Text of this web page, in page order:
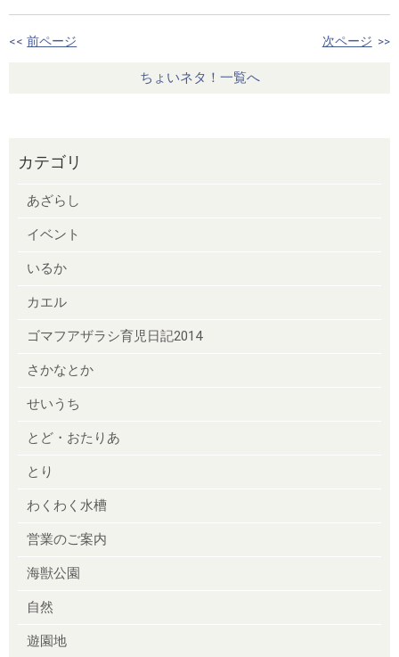
<< 前ページ 次ページ >>
ちょいネタ！一覧へ
カテゴリ
あざらし
イベント
いるか
カエル
ゴマフアザラシ育児日記2014
さかなとか
せいうち
とど・おたりあ
とり
わくわく水槽
営業のご案内
海獣公園
自然
遊園地